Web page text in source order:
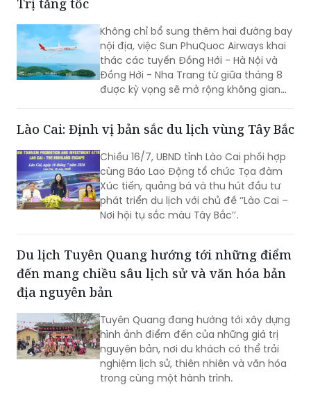
Trị tăng tốc
Không chỉ bổ sung thêm hai đường bay
nội địa, việc Sun PhuQuoc Airways khai
thác các tuyến Đồng Hới - Hà Nội và
Đồng Hới - Nha Trang từ giữa tháng 8
được kỳ vọng sẽ mở rộng không gian
quốc tế, tạo đà cho Lễ hội Vì Hòa bình
2026 và Năm Du lịch Quốc gia - Quảng
Trị 2027.
Lào Cai: Định vị bản sắc du lịch vùng Tây Bắc
Chiều 16/7, UBND tỉnh Lào Cai phối hợp
cùng Báo Lao Động tổ chức Tọa đàm
Xúc tiến, quảng bá và thu hút đầu tư
phát triển du lịch với chủ đề ‘’Lào Cai –
Nơi hội tụ sắc màu Tây Bắc’’.
Du lịch Tuyên Quang hướng tới những điểm
đến mang chiều sâu lịch sử và văn hóa bản
địa nguyên bản
Tuyên Quang đang hướng tới xây dựng
hình ảnh điểm đến của những giá trị
nguyên bản, nơi du khách có thể trải
nghiệm lịch sử, thiên nhiên và văn hóa
trong cùng một hành trình.